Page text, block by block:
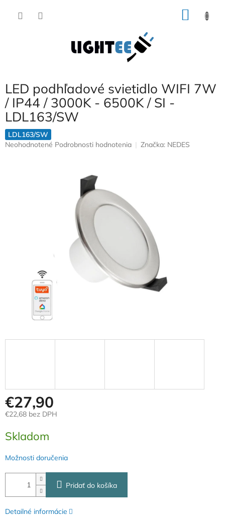
LED podhľadové svietidlo WIFI 7W
/ IP44 / 3000K - 6500K / SI -
LDL163/SW
LDL163/SW
Priemerné
Neohodnotené Podrobnosti hodnotenia Značka: NEDES
€27,90
€22,68 bez DPH
cena:
Skladom
Možnosti doručenia
Pridať do košíka
Detailné informácie